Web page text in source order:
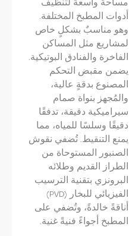
أدوات المطبخ المختلفة.
وهو مناسبٌ بشكلٍ خاص
لمشاريع مثل المساكن
الفاخرة والفنادق البوتيكية.
يضمن مقبض التحكم
المصنوع بدقةٍ عالية،
والمُجهز بنواة صمام
سيراميكية دقيقة، تدفقًا
دقيقًا وسلسًا للمياه، مما
يمنع التنقيط. تُضفي نقوش
الصنبور المستوحاة من
الطراز القديم وطلائه
البرونزي بتقنية الترسيب
الفيزيائي للبخار (PVD)
أناقةً خالدةً، وتُضفي على
المطبخ أجواءً فنيةً غنية.